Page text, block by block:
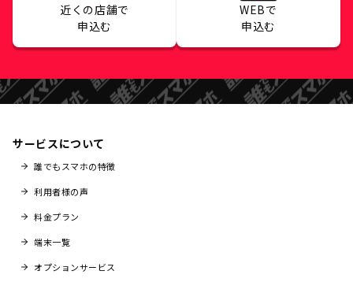
近くの店舗で
申込む
WEBで
申込む
サービスについて
誰でもスマホの特徴
利用者様の声
料金プラン
端末一覧
オプションサービス